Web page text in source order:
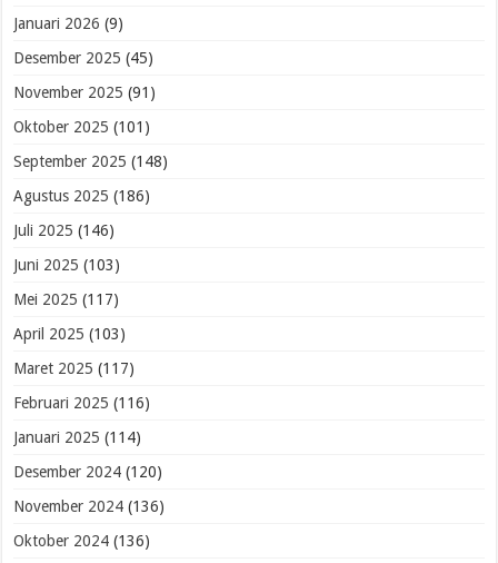
Januari 2026 (9)
Desember 2025 (45)
November 2025 (91)
Oktober 2025 (101)
September 2025 (148)
Agustus 2025 (186)
Juli 2025 (146)
Juni 2025 (103)
Mei 2025 (117)
April 2025 (103)
Maret 2025 (117)
Februari 2025 (116)
Januari 2025 (114)
Desember 2024 (120)
November 2024 (136)
Oktober 2024 (136)